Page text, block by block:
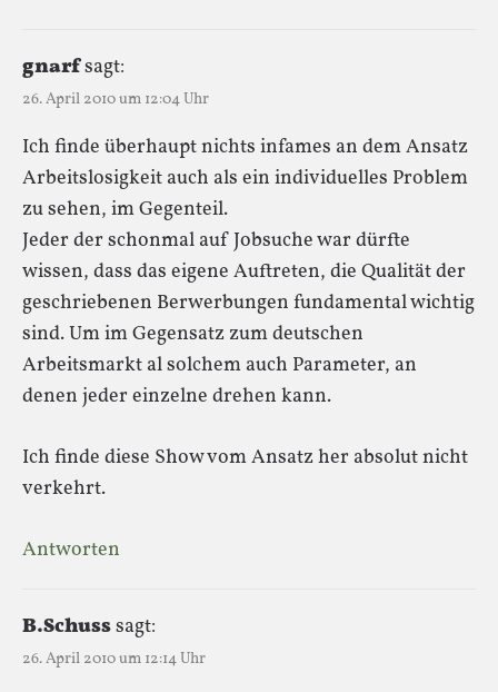
gnarfsagt:
26. April 2010 um 12:04 Uhr
Ich finde überhaupt nichts infames an dem Ansatz
Arbeitslosigkeit auch als ein individuelles Problem
zu sehen, im Gegenteil.
Jeder der schonmal auf Jobsuche war dürfte
wissen, dass das eigene Auftreten, die Qualität der
geschriebenen Berwerbungen fundamental wichtig
sind. Um im Gegensatz zum deutschen
Arbeitsmarkt al solchem auch Parameter, an
denen jeder einzelne drehen kann.
Ich finde diese Show vom Ansatz her absolut nicht
verkehrt.
Antworten
B.Schusssagt:
26. April 2010 um 12:14 Uhr